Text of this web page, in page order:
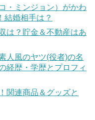
・ミンジョン）がかわ
結婚相手は？
は？貯金＆不動産はあ
人風のヤツ(役者)の名
経歴・学歴とプロフィ
関連商品＆グッズと